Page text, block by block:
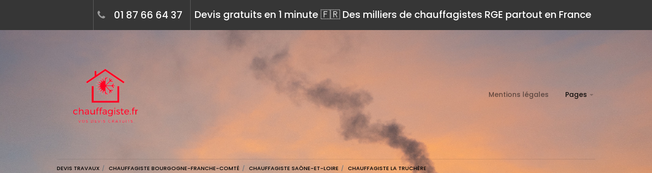
Devis gratuits en 1 minute 🇫🇷 Des milliers de chauffagistes RGE partout en France
01 87 66 64 37
Mentions légales Pages
DEVIS TRAVAUX CHAUFFAGISTE BOURGOGNE-FRANCHE-COMTÉ CHAUFFAGISTE SAÔNE-ET-LOIRE CHAUFFAGISTE LA TRUCHÈRE